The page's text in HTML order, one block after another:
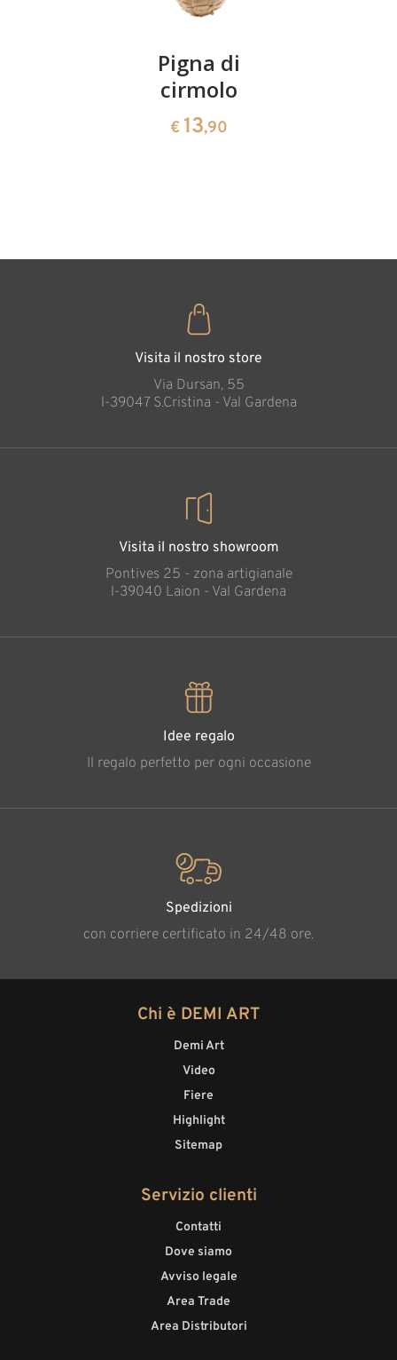
Pigna di
cirmolo
€ 13,90
Visita il nostro store
Via Dursan, 55
l-39047 S.Cristina - Val Gardena
Visita il nostro showroom
Pontives 25 - zona artigianale
l-39040 Laion - Val Gardena
Idee regalo
Il regalo perfetto per ogni occasione
Spedizioni
con corriere certificato in 24/48 ore.
Chi è DEMI ART
Demi Art
Video
Fiere
Highlight
Sitemap
Servizio clienti
Contatti
Dove siamo
Avviso legale
Area Trade
Area Distributori